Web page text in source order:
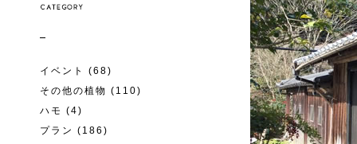
イベント
(68)
その他の植物 (110)
ハモ (4)
プラン (186)